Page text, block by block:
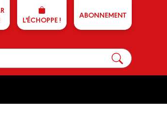
L'ÉCHOPPE ! ABONNEMENT